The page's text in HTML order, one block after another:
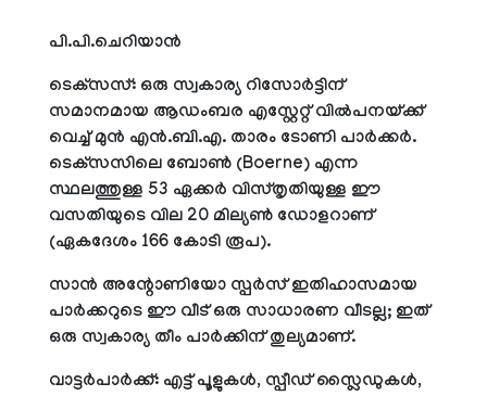
പി.പി.ചെറിയാന്‍
ടെക്‌സസ്: ഒരു സ്വകാര്യ റിസോര്‍ട്ടിന്
സമാനമായ ആഡംബര എസ്റ്റേറ്റ് വില്‍പനയ്ക്ക്
വെച്ച് മുന്‍ എന്‍.ബി.എ. താരം ടോണി പാര്‍ക്കര്‍.
ടെക്‌സസിലെ ബോണ്‍ (Boerne) എന്ന
സ്ഥലത്തുള്ള 53 ഏക്കര്‍ വിസ്തൃതിയുള്ള ഈ
വസതിയുടെ വില 20 മില്യണ്‍ ഡോളറാണ്
(ഏകദേശം 166 കോടി രൂപ).
സാന്‍ അന്റോണിയോ സ്പര്‍സ് ഇതിഹാസമായ
പാര്‍ക്കറുടെ ഈ വീട് ഒരു സാധാരണ വീടല്ല; ഇത്
ഒരു സ്വകാര്യ തീം പാര്‍ക്കിന് തുല്യമാണ്.
വാട്ടര്‍പാര്‍ക്ക്: എട്ട് പൂളുകള്‍, സ്പീഡ് സ്ലൈഡുകള്‍,